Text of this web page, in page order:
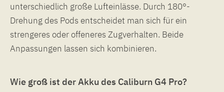
unterschiedlich große Lufteinlässe. Durch 180°-
Drehung des Pods entscheidet man sich für ein
strengeres oder offeneres Zugverhalten. Beide
Anpassungen lassen sich kombinieren.
Wie groß ist der Akku des Caliburn G4 Pro?